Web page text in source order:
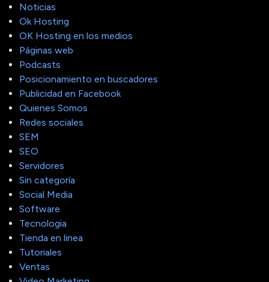
Noticias
Ok Hosting
OK Hosting en los medios
Páginas web
Podcasts
Posicionamiento en buscadores
Publicidad en Facebook
Quienes Somos
Redes sociales
SEM
SEO
Servidores
Sin categoría
Social Media
Software
Tecnologia
Tienda en linea
Tutoriales
Ventas